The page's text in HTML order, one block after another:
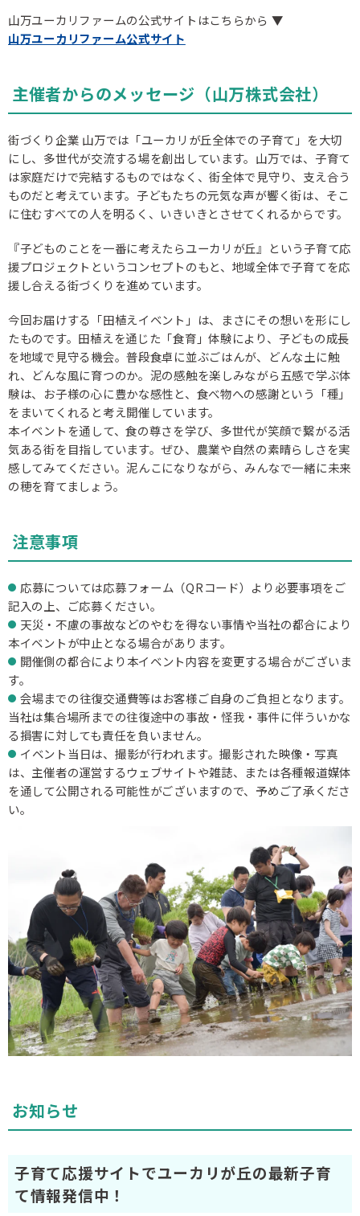
山万ユーカリファームの公式サイトはこちらから ▼
山万ユーカリファーム公式サイト
主催者からのメッセージ（山万株式会社）
街づくり企業 山万では「ユーカリが丘全体での子育て」を大切
にし、多世代が交流する場を創出しています。山万では、子育て
は家庭だけで完結するものではなく、街全体で見守り、支え合う
ものだと考えています。子どもたちの元気な声が響く街は、そこ
に住むすべての人を明るく、いきいきとさせてくれるからです。
『子どものことを一番に考えたらユーカリが丘』という子育て応
援プロジェクトというコンセプトのもと、地域全体で子育てを応
援し合える街づくりを進めています。
今回お届けする「田植えイベント」は、まさにその想いを形にし
たものです。田植えを通じた「食育」体験により、子どもの成長
を地域で見守る機会。普段食卓に並ぶごはんが、どんな土に触
れ、どんな風に育つのか。泥の感触を楽しみながら五感で学ぶ体
験は、お子様の心に豊かな感性と、食べ物への感謝という「種」
をまいてくれると考え開催しています。
本イベントを通して、食の尊さを学び、多世代が笑顔で繋がる活
気ある街を目指しています。ぜひ、農業や自然の素晴らしさを実
感してみてください。泥んこになりながら、みんなで一緒に未来
の穂を育てましょう。
注意事項
応募については応募フォーム（QRコード）より必要事項をご
記入の上、ご応募ください。
天災・不慮の事故などのやむを得ない事情や当社の都合により
本イベントが中止となる場合があります。
開催側の都合により本イベント内容を変更する場合がございま
す。
会場までの往復交通費等はお客様ご自身のご負担となります。
当社は集合場所までの往復途中の事故・怪我・事件に伴ういかな
る損害に対しても責任を負いません。
イベント当日は、撮影が行われます。撮影された映像・写真
は、主催者の運営するウェブサイトや雑誌、または各種報道媒体
を通して公開される可能性がございますので、予めご了承くださ
い。
お知らせ
子育て応援サイトでユーカリが丘の最新子育
て情報発信中！